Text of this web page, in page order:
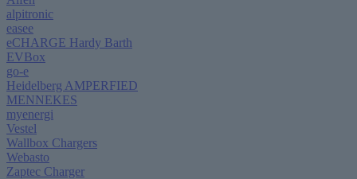
alpitronic
easee
eCHARGE Hardy Barth
EVBox
go-e
Heidelberg AMPERFIED
MENNEKES
myenergi
Vestel
Wallbox Chargers
Webasto
Zaptec Charger